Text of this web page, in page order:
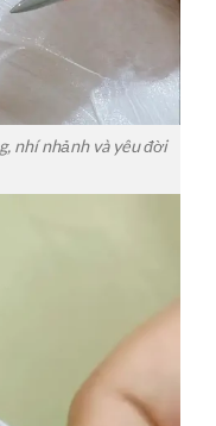
nhí nhảnh và yêu đời